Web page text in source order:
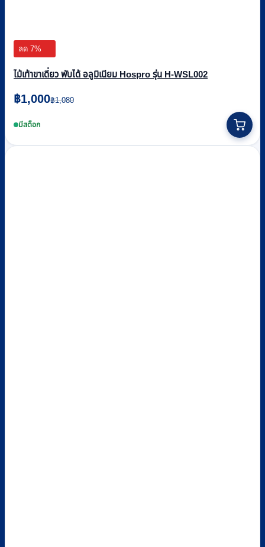
ลด 7%
ไม้เท้าขาเดี่ยว พับได้ อลูมิเนียม Hospro รุ่น H-WSL002
฿1,080
Original
price
was:
฿1,000
Current
price
is:มีสต็อก